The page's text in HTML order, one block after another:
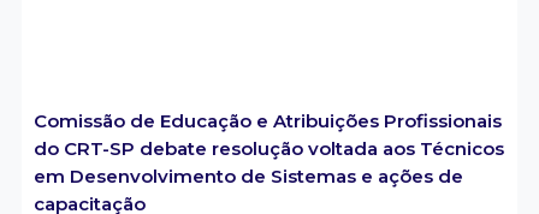
Comissão de Educação e Atribuições Profissionais
do CRT-SP debate resolução voltada aos Técnicos
em Desenvolvimento de Sistemas e ações de
capacitação